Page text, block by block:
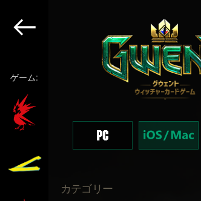
ゲーム:
カテゴリー